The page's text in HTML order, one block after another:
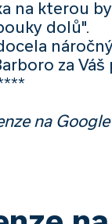
na kterou
dolů".
za
na Google